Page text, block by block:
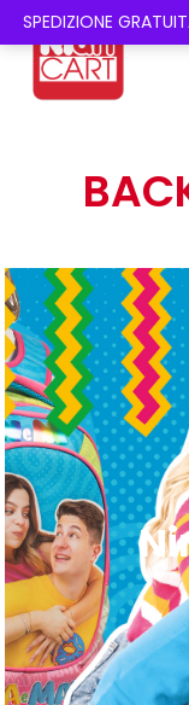
SPEDIZIONE